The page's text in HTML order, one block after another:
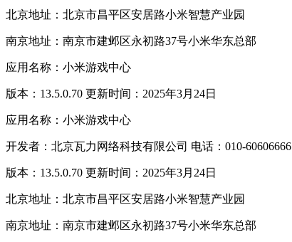
北京地址：北京市昌平区安居路小米智慧产业园
南京地址：南京市建邺区永初路37号小米华东总部
应用名称：小米游戏中心
版本：13.5.0.70 更新时间：2025年3月24日
应用名称：小米游戏中心
开发者：北京瓦力网络科技有限公司 电话：010-60606666
版本：13.5.0.70 更新时间：2025年3月24日
北京地址：北京市昌平区安居路小米智慧产业园
南京地址：南京市建邺区永初路37号小米华东总部